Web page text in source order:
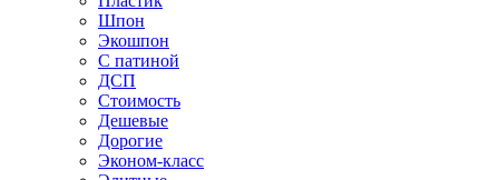
Шпон
Экошпон
С патиной
ДСП
Стоимость
Дешевые
Дорогие
Эконом-класс